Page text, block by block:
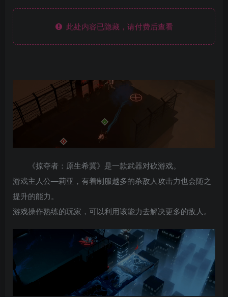
此处内容已隐藏，请付费后查看
《掠夺者：原生希冀》是一款武器对砍游戏。
游戏主人公—莉亚，有着制服越多的杀敌人攻击力也会随之
提升的能力。
游戏操作熟练的玩家，可以利用该能力去解决更多的敌人。